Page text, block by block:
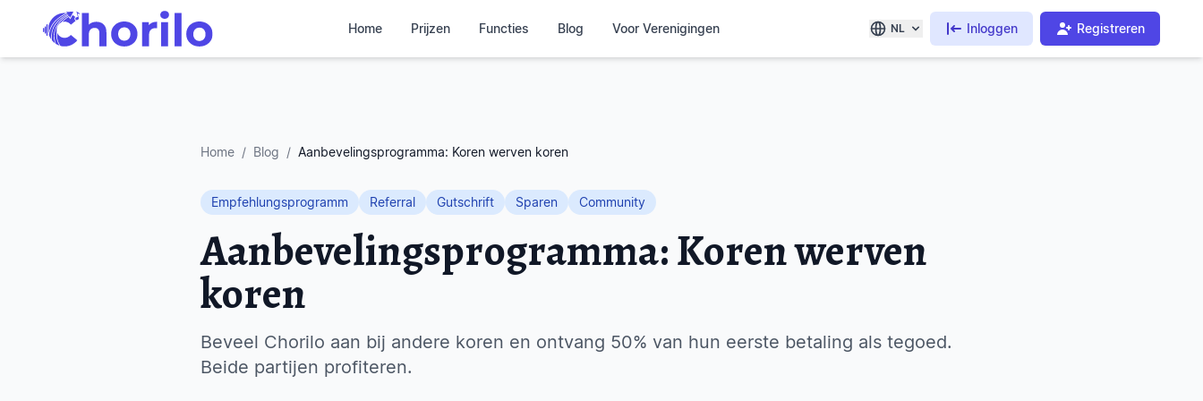
Home Prijzen Functies Blog Voor Verenigingen NL Inloggen Registreren
Home / Blog / Aanbevelingsprogramma: Koren werven koren
Empfehlungsprogramm Referral Gutschrift Sparen Community
Aanbevelingsprogramma: Koren werven
koren
Beveel Chorilo aan bij andere koren en ontvang 50% van hun eerste betaling als tegoed.
Beide partijen profiteren.